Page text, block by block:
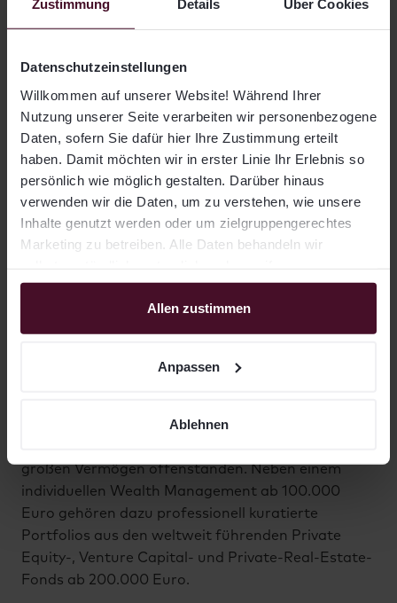
Zustimmung Details Über Cookies
Datenschutzeinstellungen
Willkommen auf unserer Website! Während Ihrer
Nutzung unserer Seite verarbeiten wir personenbezogene
Daten, sofern Sie dafür hier Ihre Zustimmung erteilt
haben. Damit möchten wir in erster Linie Ihr Erlebnis so
persönlich wie möglich gestalten. Darüber hinaus
verwenden wir die Daten, um zu verstehen, wie unsere
Inhalte genutzt werden oder um zielgruppengerechtes
Marketing zu betreiben. Alle Daten behandeln wir
entsprechende Sicherheitsmaßnahmen. Für die
Verarbeitung nutzen wir u.a. Drittanbieter, mit denen wir
entsprechende Auftragsverarbeitungsverträge
in unserer Datenschutzerklärung, sowie im
Allen zustimmen
Anpassen
Ablehnen
LIQID weiter aktiv daran, neben Private Equity
auch die Tür für andere Anlageklassen zu öffnen,
waren. Mit Erfolg: 150 Millionen Euro investierten
Anleger in den vergangenen zwei Jahren bei LIQID
in Venture Capital.
Über LIQID:
LIQID, mit Sitz in Berlin, ist ein
bankenunabhängiger Wealth Manager, der sich
auf die Bedürfnisse von anspruchsvollen
Unternehmens basiert auf den Smart-Money-
Prinzipien von professionellen Investoren wie
Family Offices und Stiftungsfonds.
bietet LIQID einen Zugang zu
großen Vermögen offenstanden. Neben einem
individuellen Wealth Management ab 100.000
Euro gehören dazu professionell kuratierte
Portfolios aus den weltweit führenden Private
Equity-, Venture Capital- und Private-Real-Estate-
Fonds ab 200.000 Euro.